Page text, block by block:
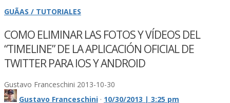
GUÃAS / TUTORIALES
COMO ELIMINAR LAS FOTOS Y VÍ­DEOS DEL
“TIMELINE” DE LA APLICACIÓN OFICIAL DE
TWITTER PARA IOS Y ANDROID
Gustavo Franceschini 2013-10-30
Gustavo Franceschini · 10/30/2013 | 3:25 pm